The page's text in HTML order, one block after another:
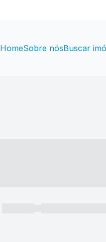
HomeSobre nósBuscar